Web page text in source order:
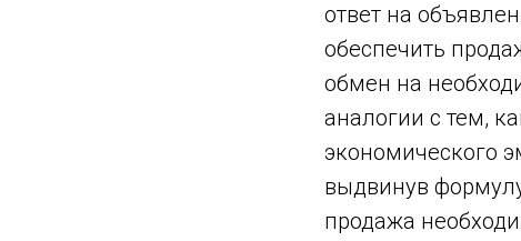
ответ на
обеспечить
обмен на
аналогии с тем,
экономического
выдвинув
продажа